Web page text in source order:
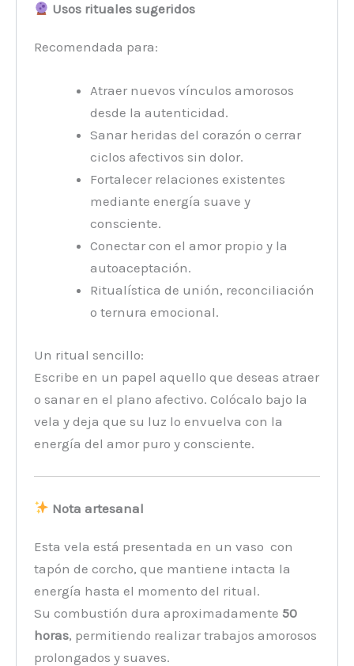
Usos rituales sugeridos
Recomendada para:
Atraer nuevos vínculos amorosos
desde la autenticidad.
Sanar heridas del corazón o cerrar
ciclos afectivos sin dolor.
Fortalecer relaciones existentes
mediante energía suave y
consciente.
Conectar con el amor propio y la
autoaceptación.
Ritualística de unión, reconciliación
o ternura emocional.
Un ritual sencillo:
Escribe en un papel aquello que deseas atraer
o sanar en el plano afectivo. Colócalo bajo la
vela y deja que su luz lo envuelva con la
energía del amor puro y consciente.
Nota artesanal
Esta vela está presentada en un vaso con
tapón de corcho, que mantiene intacta la
energía hasta el momento del ritual.
Su combustión dura aproximadamente50
horas, permitiendo realizar trabajos amorosos
prolongados y suaves.